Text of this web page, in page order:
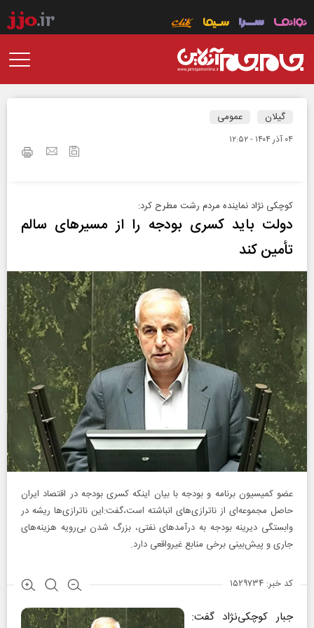
گیلان عمومی
۰۴ آذر ۱۴۰۴ - ۱۲:۵۲
کوچکی نژاد نماینده مردم رشت مطرح کرد:
دولت باید کسری بودجه را از مسیرهای سالم
تأمین کند
عضو کمیسیون برنامه و بودجه با بیان اینکه کسری بودجه در اقتصاد ایران
حاصل مجموعه‌ای از ناترازی‌های انباشته است،گفت:این ناترازی‌ها ریشه در
وابستگی دیرینه بودجه به درآمدهای نفتی، بزرگ شدن بی‌رویه هزینه‌های
جاری و پیش‌بینی برخی منابع غیرواقعی دارد.
کد خبر: ۱۵۲۹۷۳۴
جبار کوچکی‌نژاد گفت: